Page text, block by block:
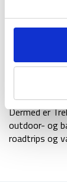
sko og
UV-Block
barduner og
minutter.
Dermed er
outdoor- og
roadtrips og